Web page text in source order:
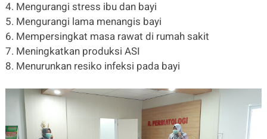
4. Mengurangi stress ibu dan bayi
5. Mengurangi lama menangis bayi
6. Mempersingkat masa rawat di rumah sakit
7. Meningkatkan produksi ASI
8. Menurunkan resiko infeksi pada bayi